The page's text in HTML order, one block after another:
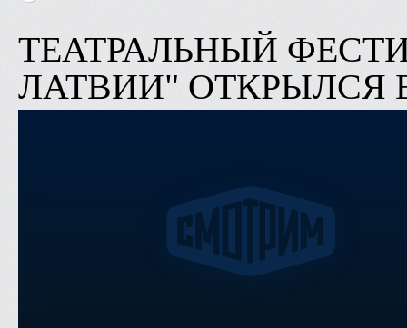
ТЕАТРАЛЬНЫЙ
ЛАТВИИ" ОТКРЫЛСЯ